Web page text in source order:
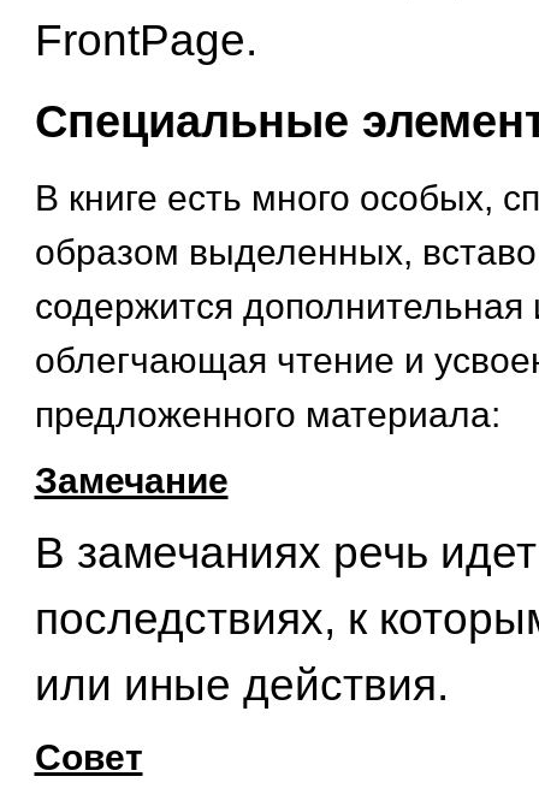
FrontPage.
Специальные
В книге есть много особых,
образом выделенных,
содержится
облегчающая чтение и
предложенного материала:
Замечание
В замечаниях речь
последствиях, к
или иные действия.
Совет